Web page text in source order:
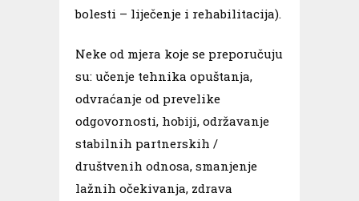
bolesti – liječenje i rehabilitacija).
Neke od mjera koje se preporučuju
su: učenje tehnika opuštanja,
odvraćanje od prevelike
odgovornosti, hobiji, održavanje
stabilnih partnerskih /
društvenih odnosa, smanjenje
lažnih očekivanja, zdrava